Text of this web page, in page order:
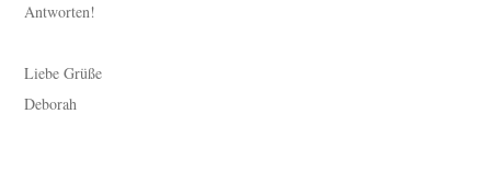
Antworten!
Liebe Grüße
Deborah